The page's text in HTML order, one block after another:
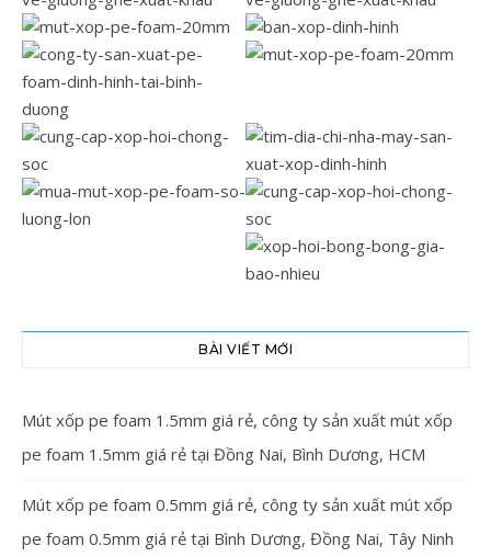
BÀI VIẾT MỚI
Mút xốp pe foam 1.5mm giá rẻ, công ty sản xuất mút xốp
pe foam 1.5mm giá rẻ tại Đồng Nai, Bình Dương, HCM
Mút xốp pe foam 0.5mm giá rẻ, công ty sản xuất mút xốp
pe foam 0.5mm giá rẻ tại Bình Dương, Đồng Nai, Tây Ninh